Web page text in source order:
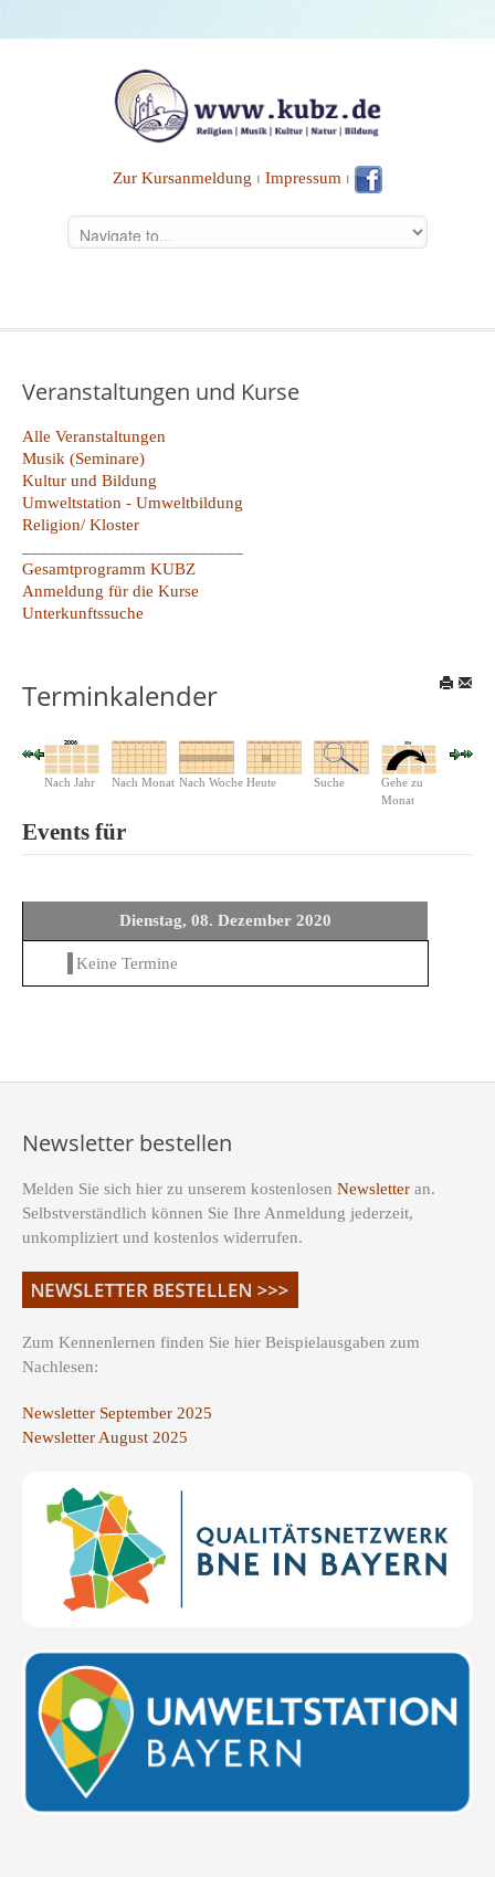
Zur Kursanmeldung ⏐ Impressum ⏐
Veranstaltungen und Kurse
Alle Veranstaltungen
Musik (Seminare)
Kultur und Bildung
Umweltstation - Umweltbildung
Religion/ Kloster
Gesamtprogramm KUBZ
Anmeldung für die Kurse
Unterkunftssuche
Terminkalender
Nach Jahr Nach Monat Nach Woche Heute Suche
Gehe zu
Monat
Events für
Dienstag, 08. Dezember 2020
Keine Termine
Newsletter bestellen
Melden Sie sich hier zu unserem kostenlosen Newsletter an.
Selbstverständlich können Sie Ihre Anmeldung jederzeit,
unkompliziert und kostenlos widerrufen.
Zum Kennenlernen finden Sie hier Beispielausgaben zum
Nachlesen:
Newsletter September 2025
Newsletter August 2025